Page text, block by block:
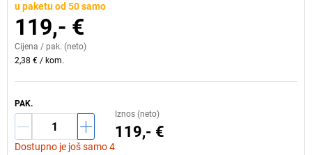
u paketu od 50 samo
119,- €
Cijena / pak. (neto)
2,38 € / kom.
PAK.
Dostupno je još samo 4
Iznos (neto)
119,- €